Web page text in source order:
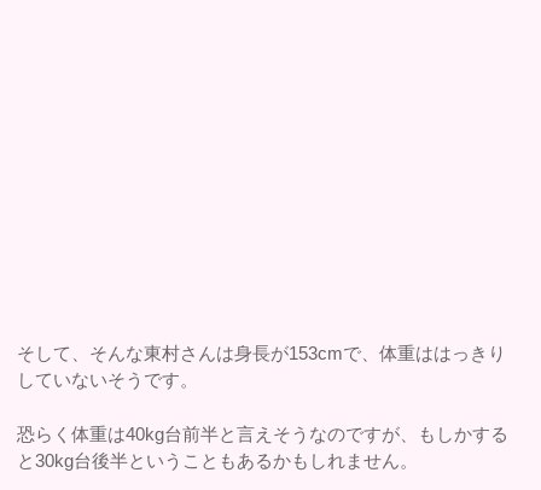
そして、そんな東村さんは身長が153cmで、体重ははっきり
していないそうです。
恐らく体重は40kg台前半と言えそうなのですが、もしかする
と30kg台後半ということもあるかもしれません。